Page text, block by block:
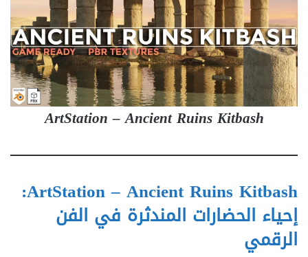
ArtStation – Ancient Ruins Kitbash
ArtStation – Ancient Ruins Kitbash:
إحياء الحضارات المندثرة في الفن
الرقمي